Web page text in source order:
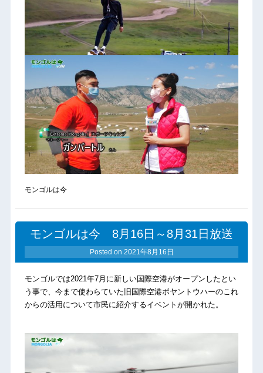
モンゴルは今
モンゴルは今 8月16日～8月31日放送
Posted on 2021年8月16日
モンゴルでは2021年7月に新しい国際空港がオープンしたとい
う事で、今まで使わらていた旧国際空港ボヤントウハーのこれ
からの活用について市民に紹介するイベントが開かれた。